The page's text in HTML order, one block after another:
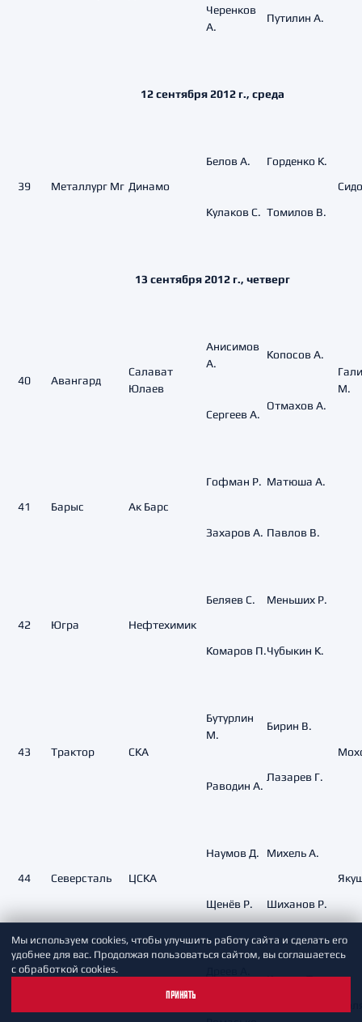
Черенков
А.
Путилин А.
12 сентября 2012 г., среда
39 Металлург Мг Динамо
Белов А.
Кулаков С.
Горденко К.
Томилов В.
13 сентября 2012 г., четверг
40 Авангард
Салават
Юлаев
Анисимов
А.
Сергеев А.
Копосов А.
Отмахов А.
М.
41 Барыс Ак Барс
Гофман Р.
Захаров А.
Матюша А.
Павлов В.
42 Югра Нефтехимик
Беляев С.
Комаров П.
Меньших Р.
Чубыкин К.
43 Трактор СКА
Бутурлин
М.
Раводин А.
Бирин В.
Лазарев Г.
44 Северсталь ЦСКА
Наумов Д.
Щенёв Р.
Михель А.
Шиханов Р.
Кучава Т.
Мы используем cookies, чтобы улучшить работу сайта и сделать его
удобнее для вас. Продолжая пользоваться сайтом, вы соглашаетесь
с обработкой cookies.
ПРИНЯТЬ